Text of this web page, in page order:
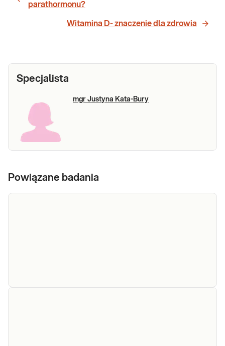
parathormonu?
Witamina D- znaczenie dla zdrowia
Specjalista
mgr Justyna Kata-Bury
Powiązane badania